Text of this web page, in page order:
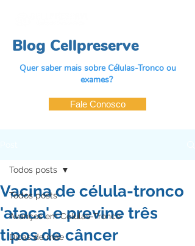
Blog Cellpreserve
Quer saber mais sobre Células-Tronco ou
exames?
Fale Conosco
Todos posts
Avanços em Células-Tronco
Dicas de mãe
Todos posts
Vacina de célula-tronco
'ataca' e previne três
tipos de câncer